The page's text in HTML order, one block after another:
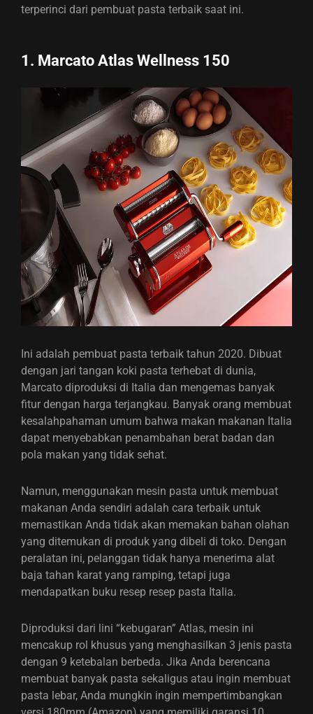
terperinci dari pembuat pasta terbaik saat ini.
1. Marcato Atlas Wellness 150
Ini adalah pembuat pasta terbaik tahun 2020. Dibuat
dengan jari tangan koki pasta terhebat di dunia,
Marcato diproduksi di Italia dan mengemas banyak
fitur dengan harga terjangkau. Banyak orang membuat
kesalahpahaman umum bahwa makan makanan Italia
dapat menyebabkan penambahan berat badan dan
pola makan yang tidak sehat.
Namun, menggunakan mesin pasta untuk membuat
makanan Anda sendiri adalah cara terbaik untuk
memastikan Anda tidak akan memakan bahan olahan
yang ditemukan di produk yang dibeli di toko. Dengan
peralatan ini, pelanggan tidak hanya menerima alat
baja tahan karat yang ramping, tetapi juga
mendapatkan buku resep resep pasta Italia.
Diproduksi dari lini “kebugaran” Atlas, mesin ini
mencakup rol khusus yang menghasilkan 3 jenis pasta
dengan 9 ketebalan berbeda. Jika Anda berencana
membuat banyak pasta sekaligus atau ingin membuat
pasta lebar, Anda mungkin ingin mempertimbangkan